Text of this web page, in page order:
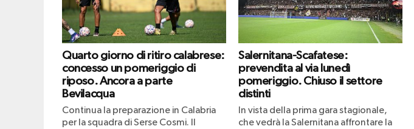
Quarto giorno di ritiro calabrese:
concesso un pomeriggio di
riposo. Ancora a parte
Bevilacqua
Continua la preparazione in Calabria
per la squadra di Serse Cosmi. Il
Salernitana-Scafatese:
prevendita al via lunedì
pomeriggio. Chiuso il settore
distinti
In vista della prima gara stagionale,
che vedrà la Salernitana affrontare la